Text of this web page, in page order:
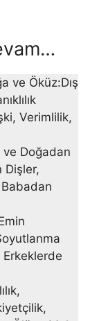
ve Öküz:Dış
Verimlilik,
Doğadan
Dişler,
Babadan
Erkeklerde